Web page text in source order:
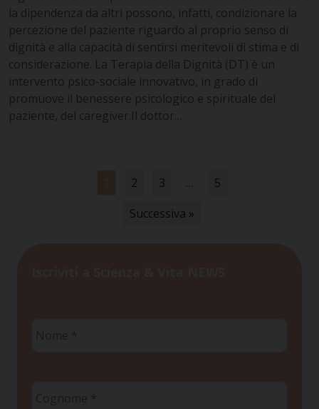
la dipendenza da altri possono, infatti, condizionare la
percezione del paziente riguardo al proprio senso di
dignità e alla capacità di sentirsi meritevoli di stima e di
considerazione. La Terapia della Dignità (DT) è un
intervento psico-sociale innovativo, in grado di
promuove il benessere psicologico e spirituale del
paziente, del caregiver.Il dottor…
2 3 …
5
Successiva »